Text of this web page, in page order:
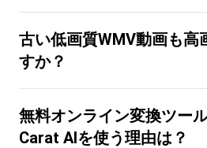
古い低画質WMV動画も高
すか？
無料オンライン変換ツー
Carat AIを使う理由は？